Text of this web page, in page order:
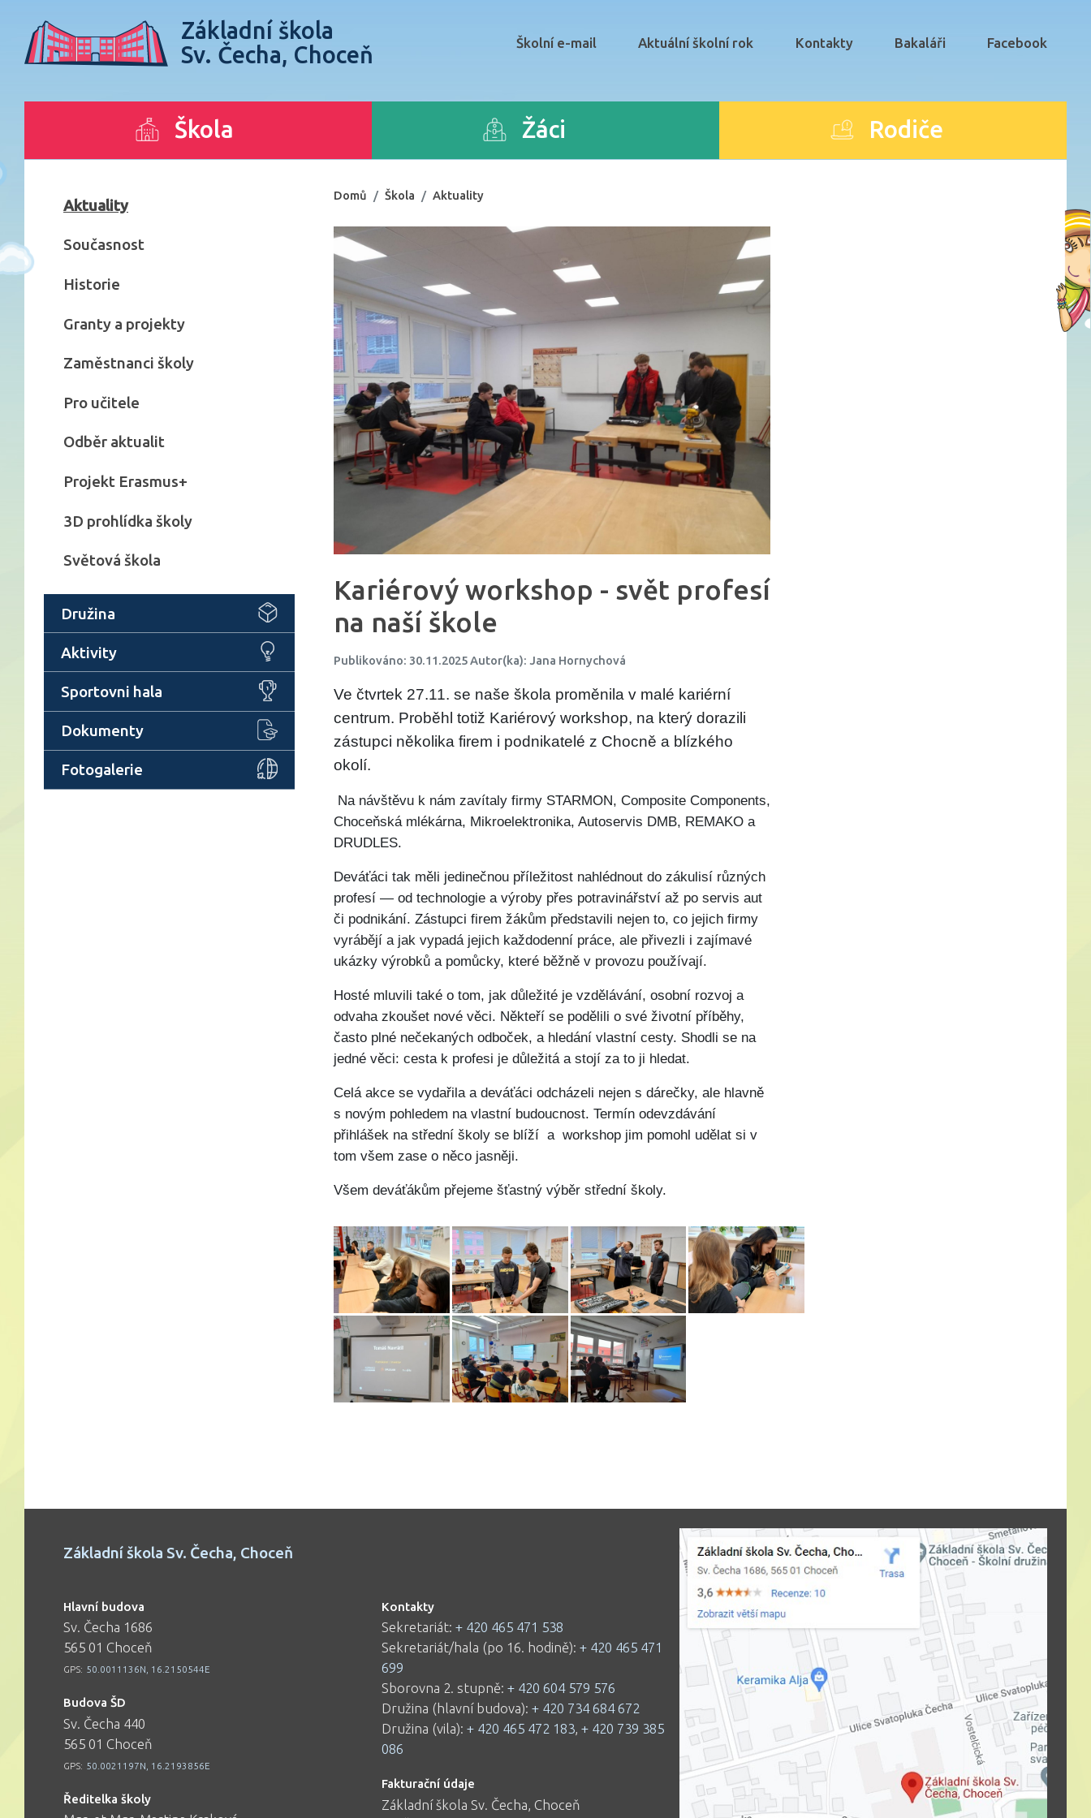
Základní škola
Sv. Čecha, Choceň
Školní e-mail Aktuální školní rok Kontakty Bakaláři Facebook
Škola Žáci Rodiče
Aktuality
Současnost
Historie
Granty a projekty
Zaměstnanci školy
Pro učitele
Odběr aktualit
Projekt Erasmus+
3D prohlídka školy
Světová škola
Družina
Aktivity
Sportovni hala
Dokumenty
Fotogalerie
Domů Škola Aktuality
Kariérový workshop - svět profesí
na naší škole
Publikováno: 30.11.2025 Autor(ka): Jana Hornychová
Ve čtvrtek 27.11. se naše škola proměnila v malé kariérní
centrum. Proběhl totiž Kariérový workshop, na který dorazili
zástupci několika firem i podnikatelé z Chocně a blízkého
okolí.
Na návštěvu k nám zavítaly firmy STARMON, Composite Components,
Choceňská mlékárna, Mikroelektronika, Autoservis DMB, REMAKO a
DRUDLES.
Deváťáci tak měli jedinečnou příležitost nahlédnout do zákulisí různých
profesí — od technologie a výroby přes potravinářství až po servis aut
či podnikání. Zástupci firem žákům představili nejen to, co jejich firmy
vyrábějí a jak vypadá jejich každodenní práce, ale přivezli i zajímavé
ukázky výrobků a pomůcky, které běžně v provozu používají.
Hosté mluvili také o tom, jak důležité je vzdělávání, osobní rozvoj a
odvaha zkoušet nové věci. Někteří se podělili o své životní příběhy,
často plné nečekaných odboček, a hledání vlastní cesty. Shodli se na
jedné věci: cesta k profesi je důležitá a stojí za to ji hledat.
Celá akce se vydařila a deváťáci odcházeli nejen s dárečky, ale hlavně
s novým pohledem na vlastní budoucnost. Termín odevzdávání
přihlášek na střední školy se blíží a workshop jim pomohl udělat si v
tom všem zase o něco jasněji.
Všem deváťákům přejeme šťastný výběr střední školy.
Základní škola Sv. Čecha, Choceň
Hlavní budova
Sv. Čecha 1686
565 01 Choceň
GPS: 50.0011136N, 16.2150544E
Budova ŠD
Sv. Čecha 440
565 01 Choceň
GPS: 50.0021197N, 16.2193856E
Ředitelka školy
Kontakty
Sekretariát:+ 420 465 471 538
Sekretariát/hala (po 16. hodině):+ 420 465 471
699
Sborovna 2. stupně:+ 420 604 579 576
Družina (hlavní budova):+ 420 734 684 672
Družina (vila):+ 420 465 472 183,+ 420 739 385
086
Fakturační údaje
Základní škola Sv. Čecha, Choceň